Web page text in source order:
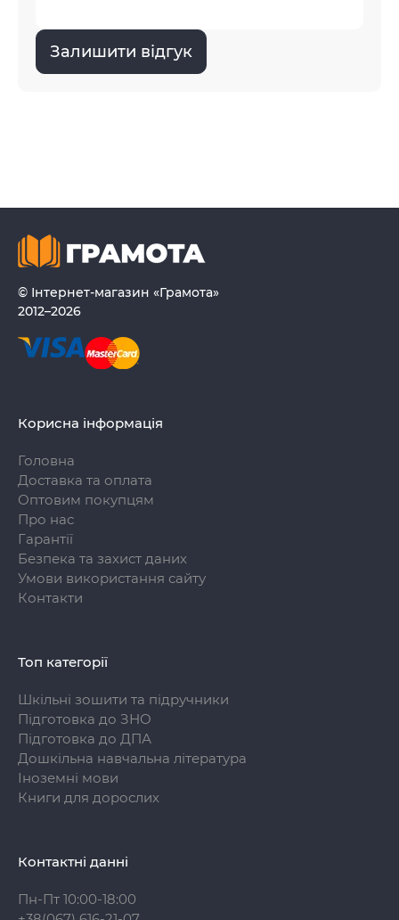
Залишити відгук
© Інтернет-магазин «Грамота»
2012–2026
Корисна інформація
Головна
Доставка та оплата
Оптовим покупцям
Про нас
Гарантії
Безпека та захист даних
Умови використання сайту
Контакти
Топ категорії
Шкільні зошити та підручники
Підготовка до ЗНО
Підготовка до ДПА
Дошкільна навчальна література
Іноземні мови
Книги для дорослих
Контактні данні
Пн-Пт 10:00-18:00